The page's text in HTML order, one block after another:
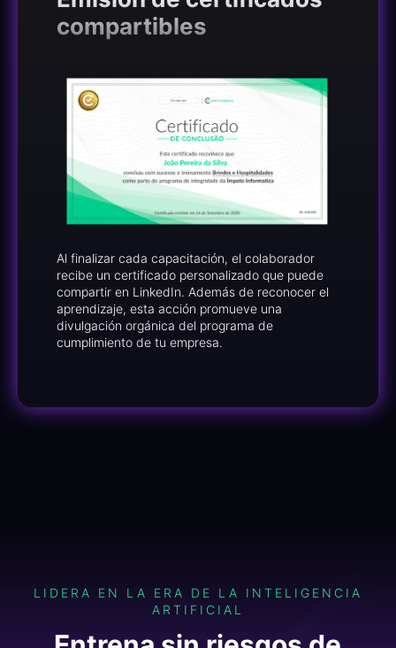
compartibles
Al finalizar cada capacitación, el colaborador
recibe un certificado personalizado que puede
compartir en LinkedIn. Además de reconocer el
aprendizaje, esta acción promueve una
divulgación orgánica del programa de
cumplimiento de tu empresa.
LIDERA EN LA ERA DE LA INTELIGENCIA
ARTIFICIAL